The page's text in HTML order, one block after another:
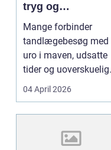
tryg og
professionel
tandpleje
Mange forbinder
tandlægebesøg med
uro i maven, udsatte
tider og
priser. Samtidig ved
04 April 2026